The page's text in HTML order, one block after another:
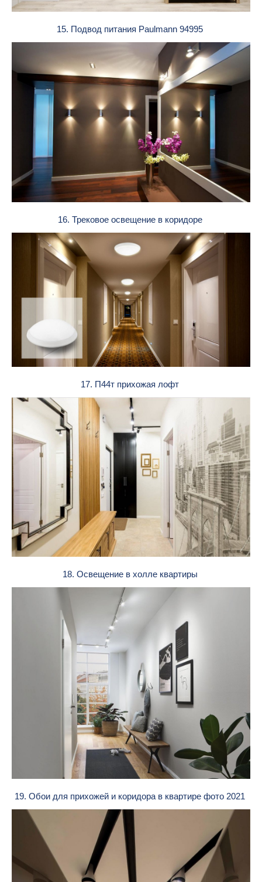
15. Подвод питания Paulmann 94995
16. Трековое освещение в коридоре
17. П44т прихожая лофт
18. Освещение в холле квартиры
19. Обои для прихожей и коридора в квартире фото 2021